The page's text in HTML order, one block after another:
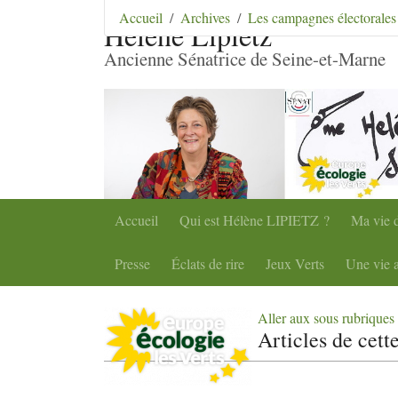
Aller au contenu | Aller au menu Aller au menu
Hélène Lipietz
Ancienne Sénatrice de Seine-et-Marne
Accueil Qui est HélèneLIPIETZ ? Ma vie
Presse Éclats de rire Jeux Verts Une vie
Accueil Archives Les campagnes électorales
Aller aux sous rubriques
Articles de